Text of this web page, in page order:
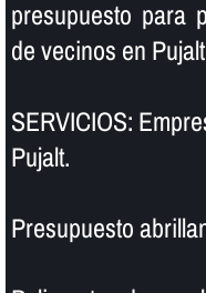
presupuesto para
de vecinos en
SERVICIOS:
Pujalt.
Presupuesto